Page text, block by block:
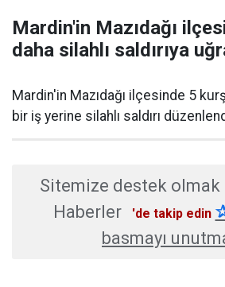
Mardin'in Mazıdağı
daha silahlı saldırıya
Mardin'in Mazıdağı ilçesinde 5
bir iş yerine silahlı saldırı
Sitemize destek olmak
Haberler
'de takip edin
basmayı